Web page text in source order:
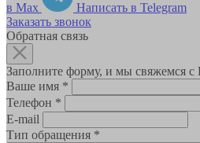
в Max
Написать в Telegram
Заказать звонок
Обратная связь
Заполните форму, и мы свяжемся
Ваше имя *
Телефон *
E-mail
Тип обращения *